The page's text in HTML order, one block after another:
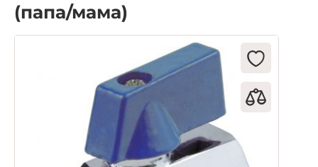
(папа/мама)